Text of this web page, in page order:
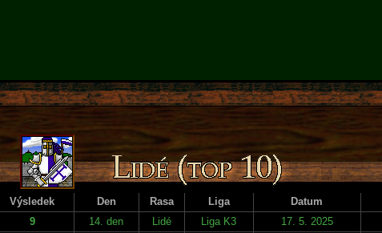
Výsledek Den Rasa Liga Datum
9 14. den Lidé Liga K3 17. 5. 2025